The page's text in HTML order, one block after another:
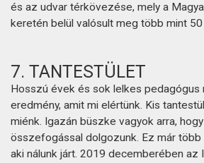
és az udvar térkövezése, mely a
keretén belül valósult meg több mint
7. TANTESTÜLET
Hosszú évek és sok lelkes pedagógus
eredmény, amit mi elértünk. Kis
miénk. Igazán büszke vagyok arra,
összefogással dolgozunk. Ez már
aki nálunk járt. 2019 decemberében az